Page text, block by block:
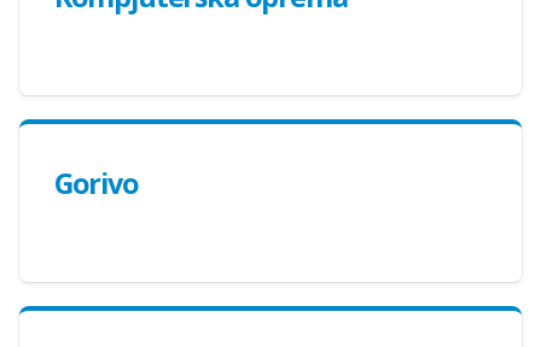
Gorivo